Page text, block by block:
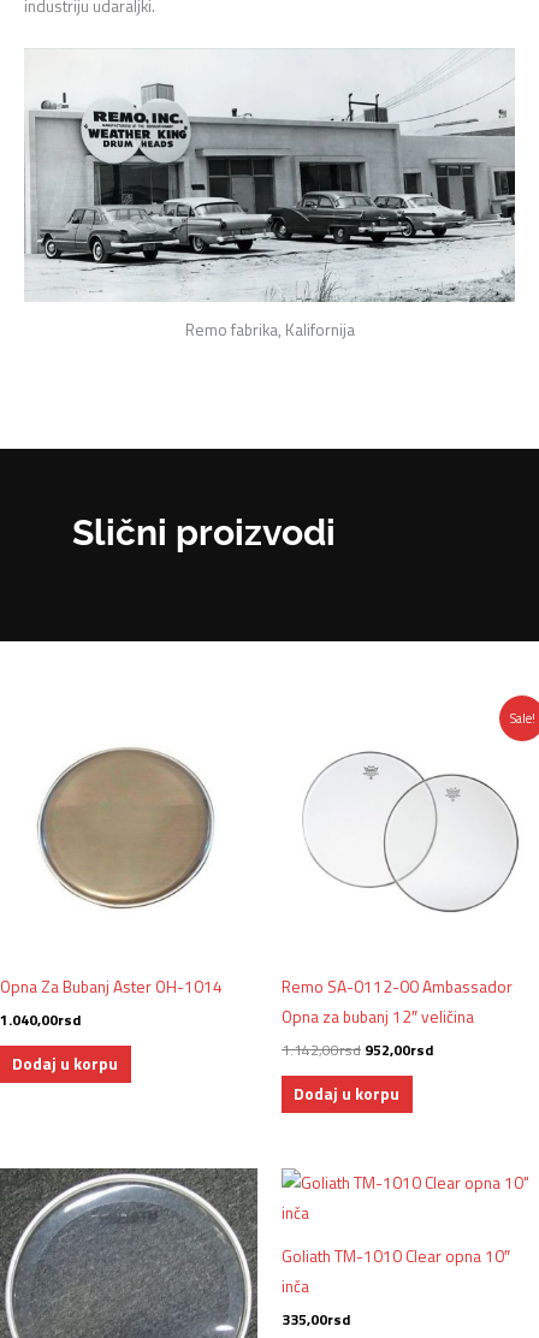
industriju udaraljki.
Remo fabrika, Kalifornija
Slični proizvodi
Opna Za Bubanj Aster OH-1014
1.040,00rsd
Dodaj u korpu
Sale!
Remo SA-0112-00 Ambassador
Opna za bubanj 12″ veličina
1.142,00rsd
je
bila:
1.142,00rsd.
952,00rsd
Dodaj u korpu
Goliath TM-1010 Clear opna 10″
inča
335,00rsd